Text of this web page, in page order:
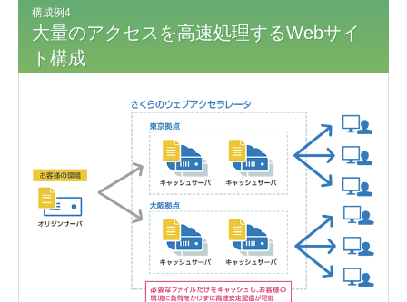
構成例4
大量のアクセスを高速処理するWebサイ
ト構成